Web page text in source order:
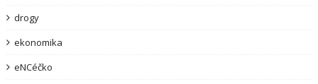
drogy
ekonomika
eNCéčko